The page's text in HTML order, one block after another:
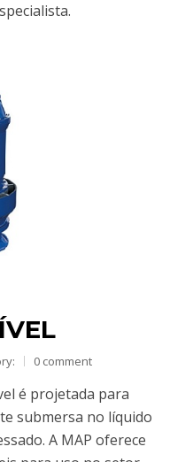
0 comment
é projetada para
submersa no líquido
A MAP oferece